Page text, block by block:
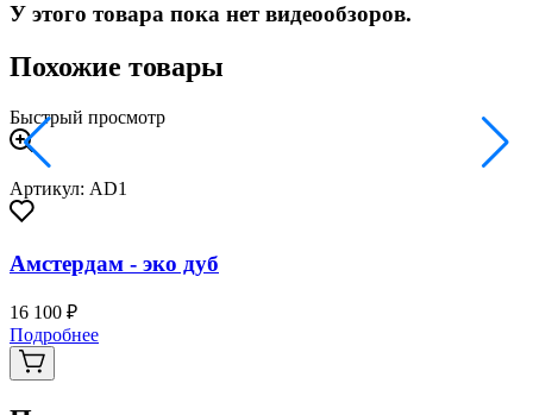
У этого товара пока нет видеообзоров.
Похожие товары
Быстрый просмотр
Артикул: AD1
Амстердам - эко дуб
16 100 ₽
Подробнее